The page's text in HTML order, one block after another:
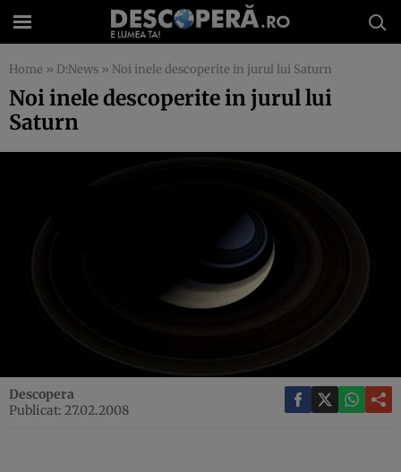
Home » D:News » Noi inele descoperite in jurul lui Saturn
Noi inele descoperite in jurul lui
Saturn
Descopera
Publicat: 27.02.2008